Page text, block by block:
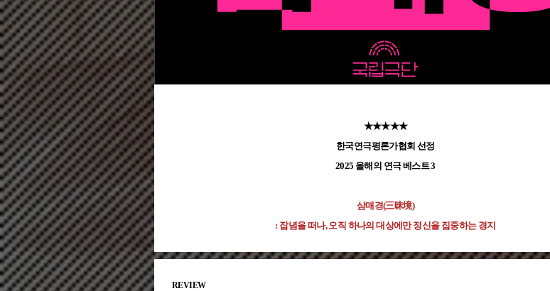
- 수신기 대여 시 이어폰(3.5mm)을 함께 제공하며, 개인 유선 이어폰 지참 시에도 사용이 가능합니다.
- 현장 대여는 관람 당일 매표소 오른쪽 대여소에 문의해주시기 바랍니다.
★★★★★
한국연극평론가협회 선정
2025 올해의 연극 베스트 3
삼매경(三昧境)
: 잡념을 떠나, 오직 하나의 대상에만 정신을 집중하는 경지
REVIEW